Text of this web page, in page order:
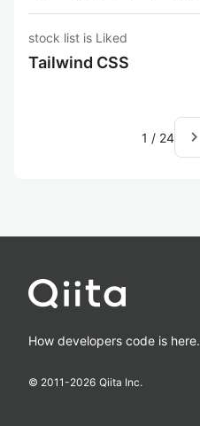
stock list is Liked
Tailwind CSS
1 / 24 navigate_next
How developers code is here.
© 2011-2026 Qiita Inc.